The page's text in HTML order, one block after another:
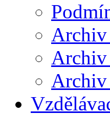
Archiv